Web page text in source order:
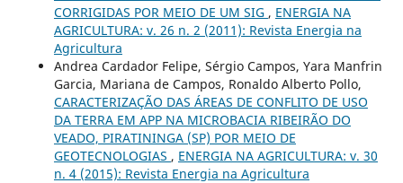
CORRIGIDAS POR MEIO DE UM SIG , ENERGIA NA
AGRICULTURA: v. 26 n. 2 (2011): Revista Energia na
Agricultura
Andrea Cardador Felipe, Sérgio Campos, Yara Manfrin
Garcia, Mariana de Campos, Ronaldo Alberto Pollo,
CARACTERIZAÇÃO DAS ÁREAS DE CONFLITO DE USO
DA TERRA EM APP NA MICROBACIA RIBEIRÃO DO
VEADO, PIRATININGA (SP) POR MEIO DE
GEOTECNOLOGIAS , ENERGIA NA AGRICULTURA: v. 30
n. 4 (2015): Revista Energia na Agricultura